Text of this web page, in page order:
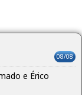
08/08
e Érico